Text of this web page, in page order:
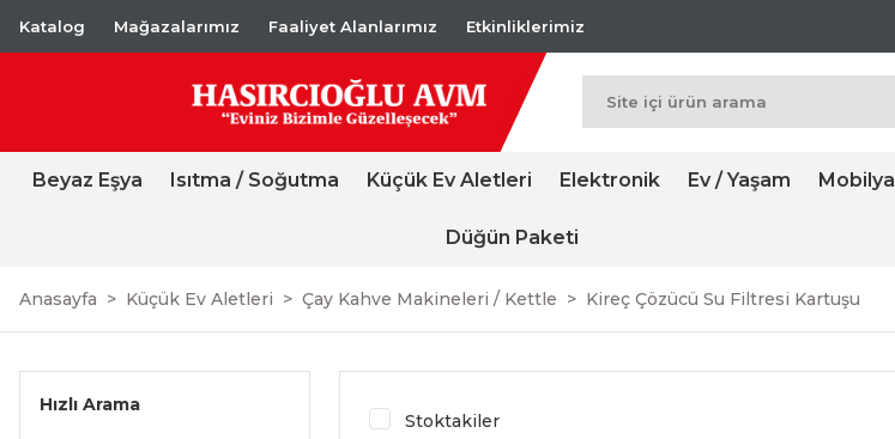
Katalog Mağazalarımız Faaliyet Alanlarımız Etkinliklerimiz
Beyaz Eşya Isıtma / Soğutma Küçük Ev Aletleri Elektronik Ev / Yaşam Mobilya
Düğün Paketi
Anasayfa Küçük Ev Aletleri Çay Kahve Makineleri / Kettle Kireç Çözücü Su Filtresi Kartuşu
Hızlı Arama
Stoktakiler